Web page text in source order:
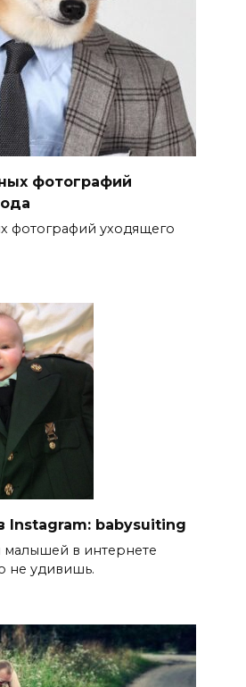
фотографий
фотографий уходящего
Instagram: babysuiting
в интернете
не удивишь.